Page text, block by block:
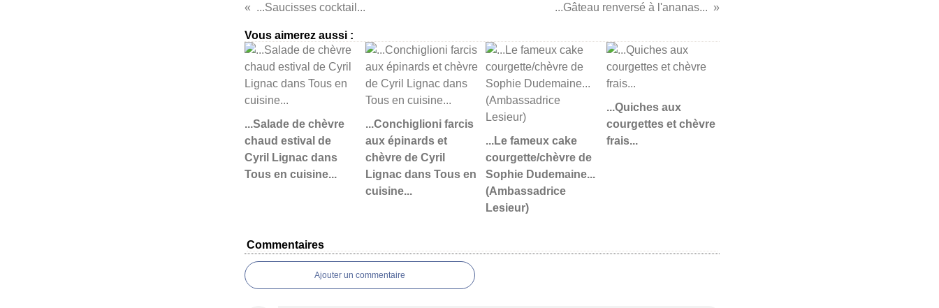
...Saucisses cocktail... ...Gâteau renversé à l'ananas...
Vous aimerez aussi :
...Salade de chèvre
chaud estival de
Cyril Lignac dans
Tous en cuisine...
...Conchiglioni farcis
aux épinards et
chèvre de Cyril
Lignac dans Tous en
cuisine...
...Le fameux cake
courgette/chèvre de
Sophie Dudemaine...
(Ambassadrice
Lesieur)
...Quiches aux
courgettes et chèvre
frais...
Commentaires
Ajouter un commentaire